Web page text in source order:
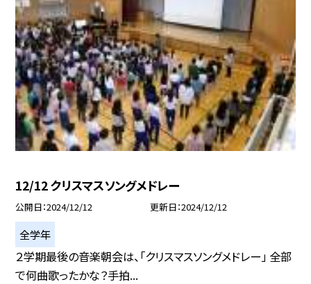
12/12 クリスマスソングメドレー
公開日 2024/12/12 更新日 2024/12/12
全学年
２学期最後の音楽朝会は、「クリスマスソングメドレー」 全部
で何曲歌ったかな？手拍...